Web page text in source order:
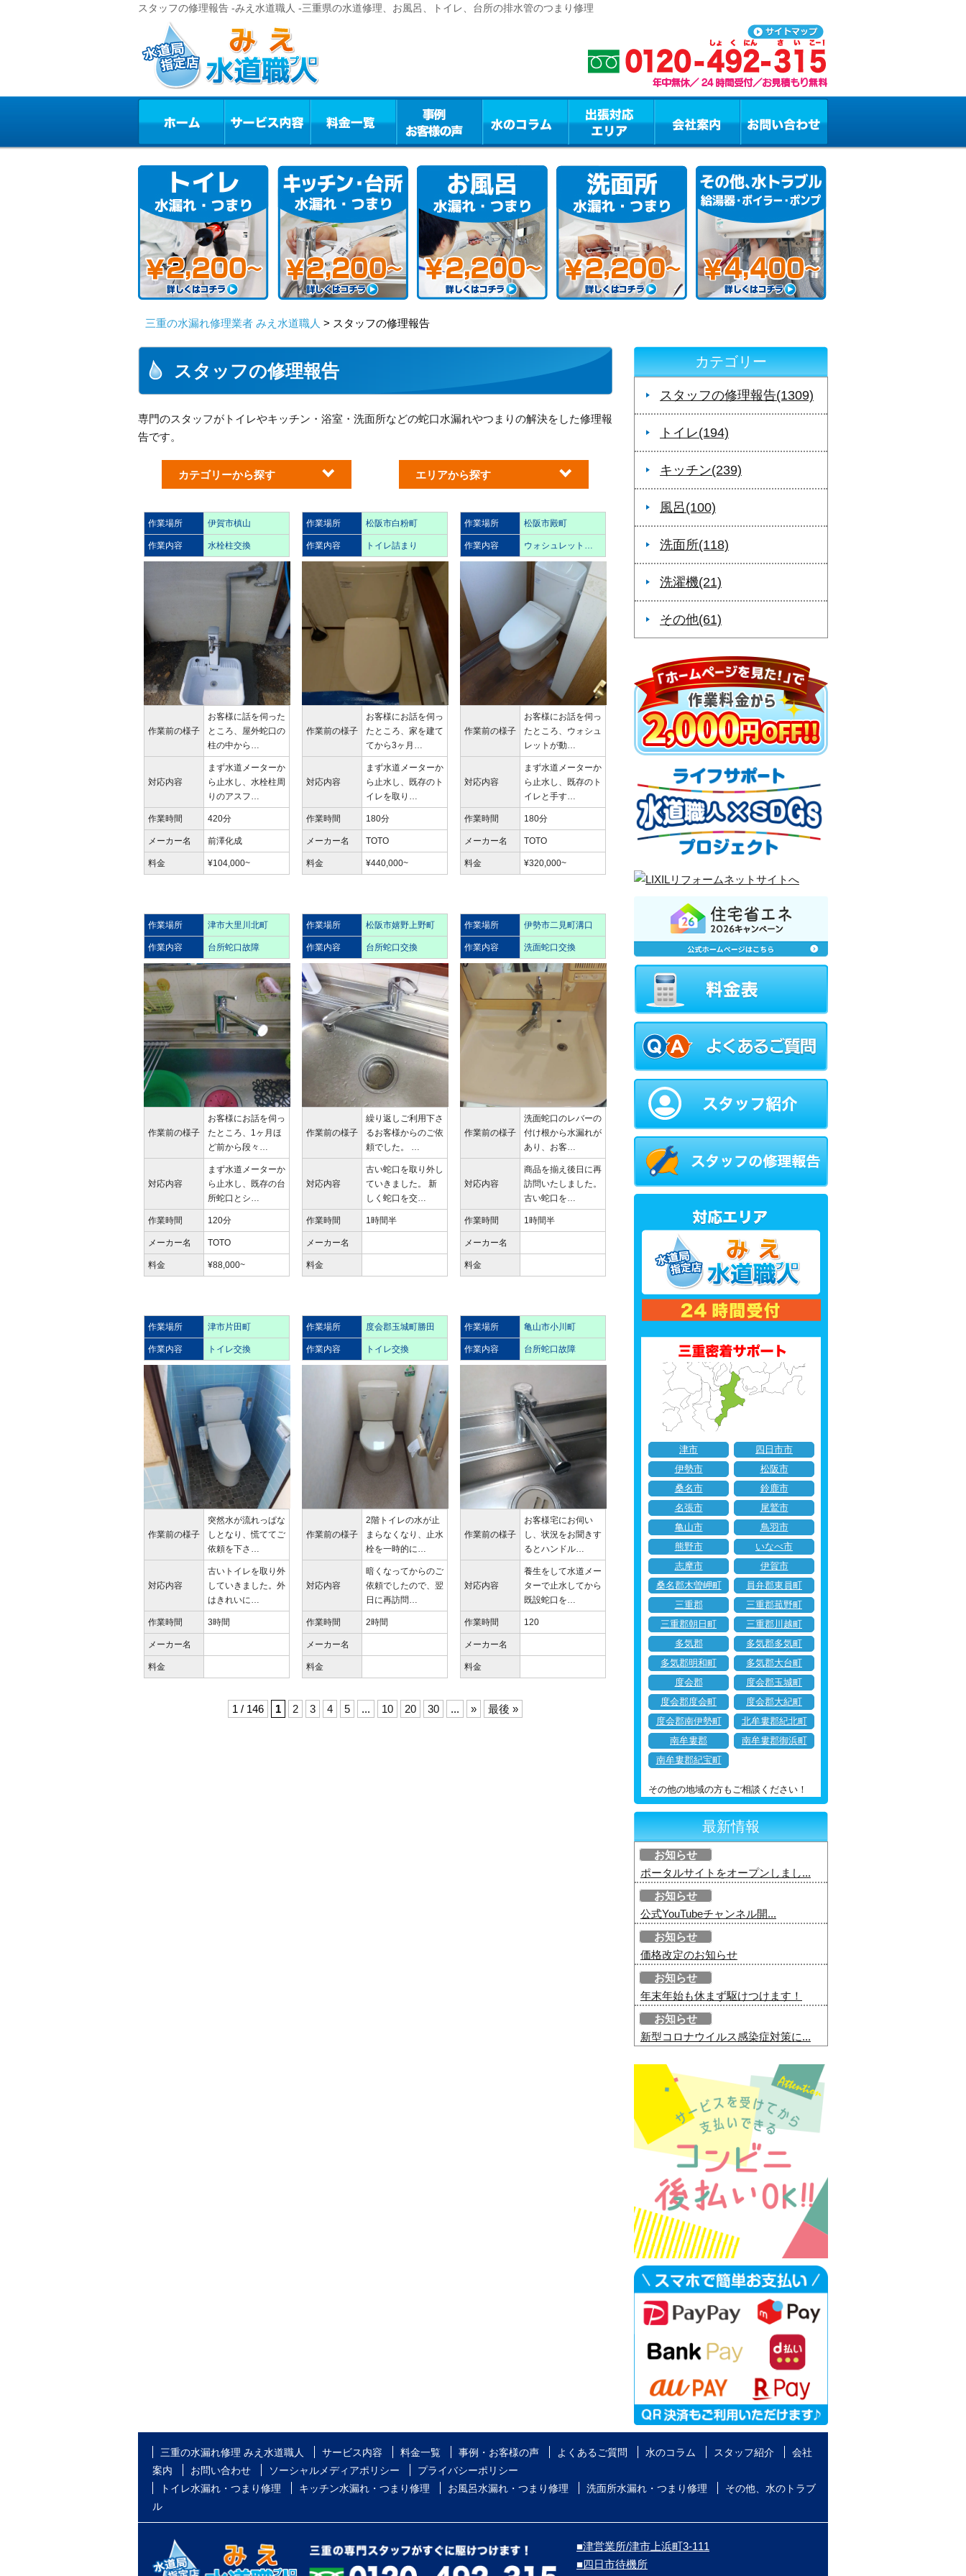
スタッフの修理報告 -みえ水道職人 -三重県の水道修理、お風呂、トイレ、台所の排水管のつまり修理
三重の水漏れ修理業者 みえ水道職人 > スタッフの修理報告
スタッフの修理報告
専門のスタッフがトイレやキッチン・浴室・洗面所などの蛇口水漏れやつまりの解決をした修理報
告です。
カテゴリーから探す エリアから探す
作業場所 伊賀市槙山
作業内容 水栓柱交換
作業前の様子
お客様に話を伺った
ところ、屋外蛇口の
柱の中から…
対応内容
まず水道メーターか
ら止水し、水栓柱周
りのアスフ…
作業時間 420分
メーカー名 前澤化成
料金 ¥104,000~
作業場所 松阪市白粉町
作業内容 トイレ詰まり
作業前の様子
お客様にお話を伺っ
たところ、家を建て
てから3ヶ月…
対応内容
まず水道メーターか
ら止水し、既存のト
イレを取り…
作業時間 180分
メーカー名 TOTO
料金 ¥440,000~
作業場所 松阪市殿町
作業内容 ウォシュレット…
作業前の様子
お客様にお話を伺っ
たところ、ウォシュ
レットが動…
対応内容
まず水道メーターか
ら止水し、既存のト
イレと手す…
作業時間 180分
メーカー名 TOTO
料金 ¥320,000~
作業場所 津市大里川北町
作業内容 台所蛇口故障
作業前の様子
お客様にお話を伺っ
たところ、1ヶ月ほ
ど前から段々…
対応内容
まず水道メーターか
ら止水し、既存の台
所蛇口とシ…
作業時間 120分
メーカー名 TOTO
料金 ¥88,000~
作業場所 松阪市嬉野上野町
作業内容 台所蛇口交換
作業前の様子
繰り返しご利用下さ
るお客様からのご依
頼でした。 …
対応内容
古い蛇口を取り外し
ていきました。 新
しく蛇口を交…
作業時間 1時間半
メーカー名
料金
作業場所 伊勢市二見町溝口
作業内容 洗面蛇口交換
作業前の様子
洗面蛇口のレバーの
付け根から水漏れが
あり、お客…
対応内容
商品を揃え後日に再
訪問いたしました。
古い蛇口を…
作業時間 1時間半
メーカー名
料金
作業場所 津市片田町
作業内容 トイレ交換
作業前の様子
突然水が流れっぱな
しとなり、慌ててご
依頼を下さ…
対応内容
古いトイレを取り外
していきました。外
はきれいに…
作業時間 3時間
メーカー名
料金
作業場所 度会郡玉城町勝田
作業内容 トイレ交換
作業前の様子
2階トイレの水が止
まらなくなり、止水
栓を一時的に…
対応内容
暗くなってからのご
依頼でしたので、翌
日に再訪問…
作業時間 2時間
メーカー名
料金
作業場所 亀山市小川町
作業内容 台所蛇口故障
作業前の様子
お客様宅にお伺い
し、状況をお聞きす
るとハンドル…
対応内容
養生をして水道メー
ターで止水してから
既設蛇口を…
作業時間 120
メーカー名
料金
1 / 146 1 2 3 4 5 ... 10 20 30 ... » 最後 »
カテゴリー
スタッフの修理報告(1309)
トイレ(194)
キッチン(239)
風呂(100)
洗面所(118)
洗濯機(21)
その他(61)
津市
四日市市
伊勢市
松阪市
桑名市
鈴鹿市
名張市
尾鷲市
亀山市
鳥羽市
熊野市
いなべ市
志摩市
伊賀市
桑名郡木曽岬町
員弁郡東員町
三重郡
三重郡菰野町
三重郡朝日町
三重郡川越町
多気郡
多気郡多気町
多気郡明和町
多気郡大台町
度会郡
度会郡玉城町
度会郡度会町
度会郡大紀町
度会郡南伊勢町
北牟婁郡紀北町
南牟婁郡
南牟婁郡御浜町
南牟婁郡紀宝町
その他の地域の方もご相談ください！
最新情報
お知らせ
ポータルサイトをオープンしまし...
お知らせ
公式YouTubeチャンネル開...
お知らせ
価格改定のお知らせ
お知らせ
年末年始も休まず駆けつけます！
お知らせ
新型コロナウイルス感染症対策に...
三重の水漏れ修理 みえ水道職人 サービス内容 料金一覧 事例・お客様の声 よくあるご質問 水のコラム スタッフ紹介
会社
案内
お問い合わせ ソーシャルメディアポリシー
プライバシーポリシー
トイレ水漏れ・つまり修理
キッチン水漏れ・つまり修理 お風呂水漏れ・つまり修理 洗面所水漏れ・つまり修理
その他、水のトラブ
ル
■津営業所/津市上浜町3-111
■四日市待機所